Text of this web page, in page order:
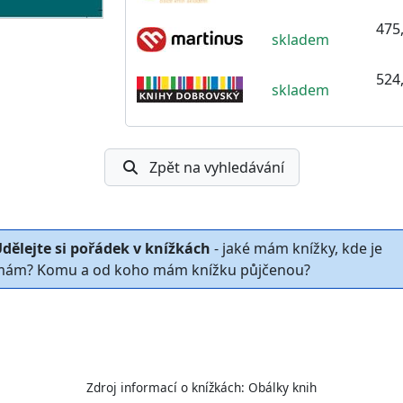
skladem
skladem
Zpět na vyhledávání
si pořádek v knížkách - jaké mám knížky, kde je
Komu a od koho mám knížku půjčenou?
Zdroj informací o knížkách: Obálky knih